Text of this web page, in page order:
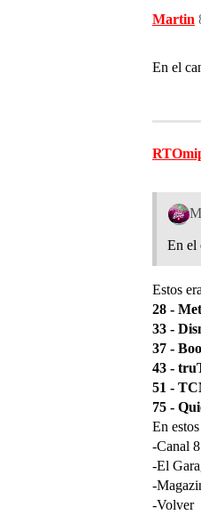
Martin
En el
En el
Estos
28 -
33 -
37 -
43 -
51 -
75 -
En
-Canal
-El
-
-Volver